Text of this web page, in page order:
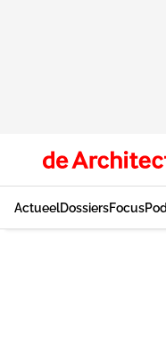
ActueelDossiersFocus